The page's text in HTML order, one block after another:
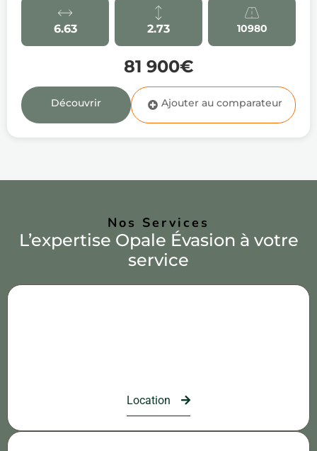
6.63 2.73 10980
81 900€
Découvrir
Nos Services
L’expertise Opale Évasion à votre
service
Location